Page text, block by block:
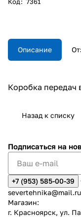
Описание
Коробка передач
Назад к списку
Подписаться на
+7 (953) 585-00-39
severtehnika@mail.ru
Магазин:
г. Красноярск, ул.